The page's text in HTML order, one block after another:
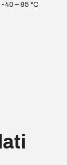
– 85 °C